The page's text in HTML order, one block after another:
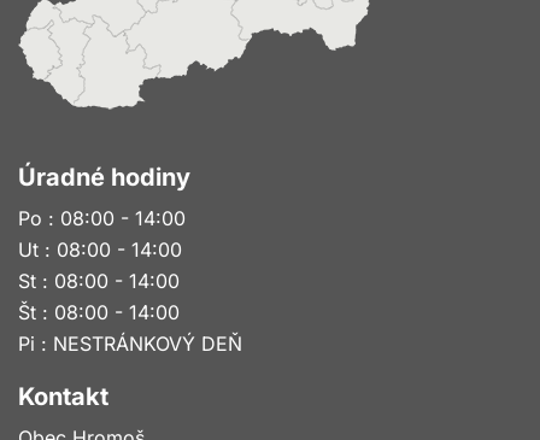
Úradné hodiny
Po : 08:00 - 14:00
Ut : 08:00 - 14:00
St : 08:00 - 14:00
Št : 08:00 - 14:00
Pi : NESTRÁNKOVÝ DEŇ
Kontakt